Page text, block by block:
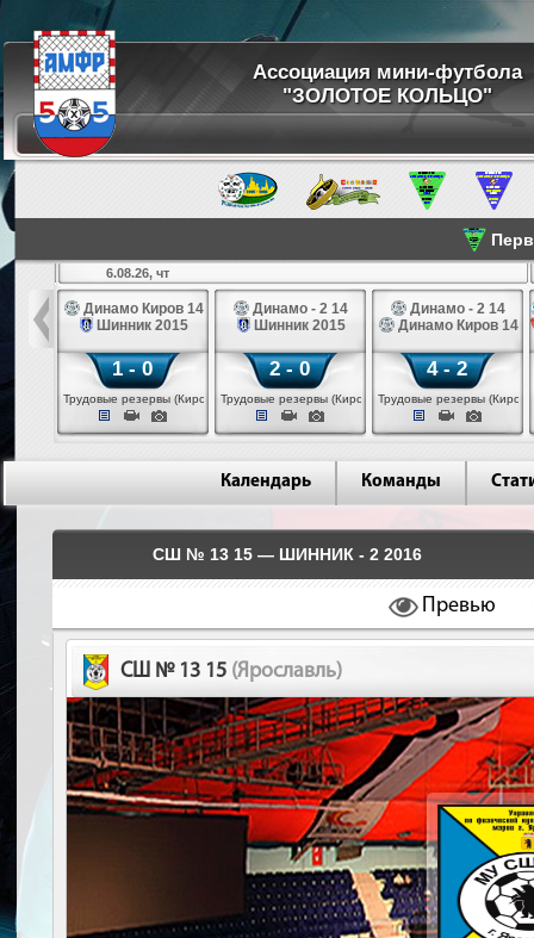
Ассоциация мини-футбола
"ЗОЛОТОЕ КОЛЬЦО"
14
6.08.26, чт
Динамо Киров 14
Шинник 2015
1 - 0
Трудовые резервы (Киров)
Динамо - 2 14
Шинник 2015
2 - 0
Трудовые резервы (Киров)
Динамо - 2 14
Динамо Киров 14
4 - 2
Трудовые резервы (Киров)
Календарь Команды
СШ № 13 15 — ШИННИК - 2 2016
Превью
СШ № 13 15 (Ярославль)